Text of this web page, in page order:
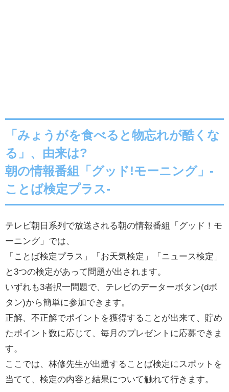
「みょうがを食べると物忘れが酷くな
る」、由来は?
朝の情報番組「グッド!モーニング」-
ことば検定プラス-
テレビ朝日系列で放送される朝の情報番組「グッド！モ
ーニング」では、
「ことば検定プラス」「お天気検定」「ニュース検定」
と3つの検定があって問題が出されます。
いずれも3者択一問題で、テレビのデーターボタン(dボ
タン)から簡単に参加できます。
正解、不正解でポイントを獲得することが出来て、貯め
たポイント数に応じて、毎月のプレゼントに応募できま
す。
ここでは、林修先生が出題することば検定にスポットを
当てて、検定の内容と結果について触れて行きます。